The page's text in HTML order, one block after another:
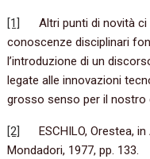
[1]
Altri punti di novità ci
conoscenze disciplinari
l’introduzione di un
legate alle innovazioni
grosso senso per il nostro
[2]
ESCHILO, Orestea, in
Mondadori, 1977, pp. 133.